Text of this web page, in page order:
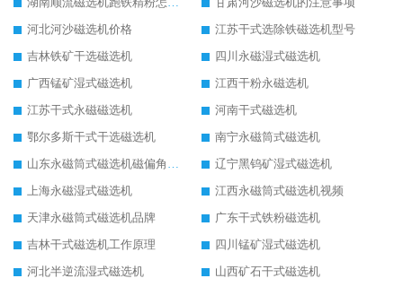
河北河沙磁选机价格
江苏干式选除铁磁选机型号
吉林铁矿干选磁选机
四川永磁湿式磁选机
广西锰矿湿式磁选机
江西干粉永磁选机
江苏干式永磁磁选机
河南干式磁选机
鄂尔多斯干式干选磁选机
南宁永磁筒式磁选机
山东永磁筒式磁选机磁偏角怎么调整
辽宁黑钨矿湿式磁选机
上海永磁湿式磁选机
江西永磁筒式磁选机视频
天津永磁筒式磁选机品牌
广东干式铁粉磁选机
吉林干式磁选机工作原理
四川锰矿湿式磁选机
河北半逆流湿式磁选机
山西矿石干式磁选机